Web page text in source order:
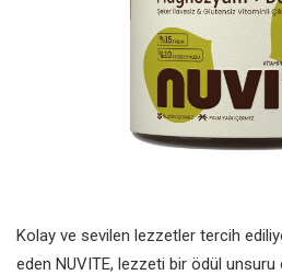
Kolay ve sevilen lezzetler tercih
eden NUVITE, lezzeti bir ödül